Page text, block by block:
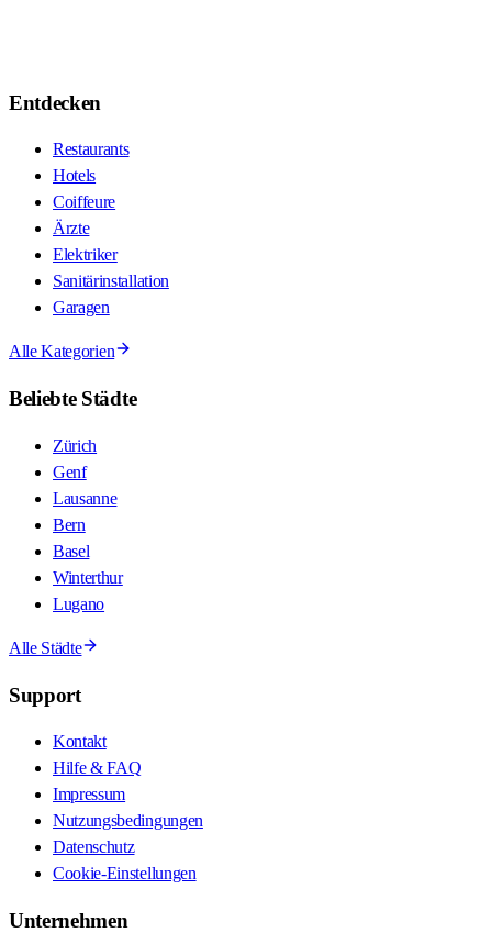
Entdecken
Restaurants
Hotels
Coiffeure
Ärzte
Elektriker
Sanitärinstallation
Garagen
Alle Kategorien
Beliebte Städte
Zürich
Genf
Lausanne
Bern
Basel
Winterthur
Lugano
Alle Städte
Support
Kontakt
Hilfe & FAQ
Impressum
Nutzungsbedingungen
Datenschutz
Cookie-Einstellungen
Unternehmen